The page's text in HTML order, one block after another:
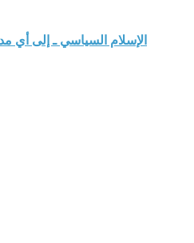
الإسلام السياسي ـ إلى